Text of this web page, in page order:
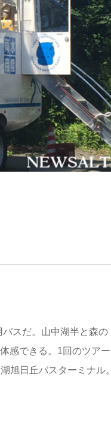
スだ。山中湖半と森の
感できる。1回のツアー
旭日丘バスターミナル。